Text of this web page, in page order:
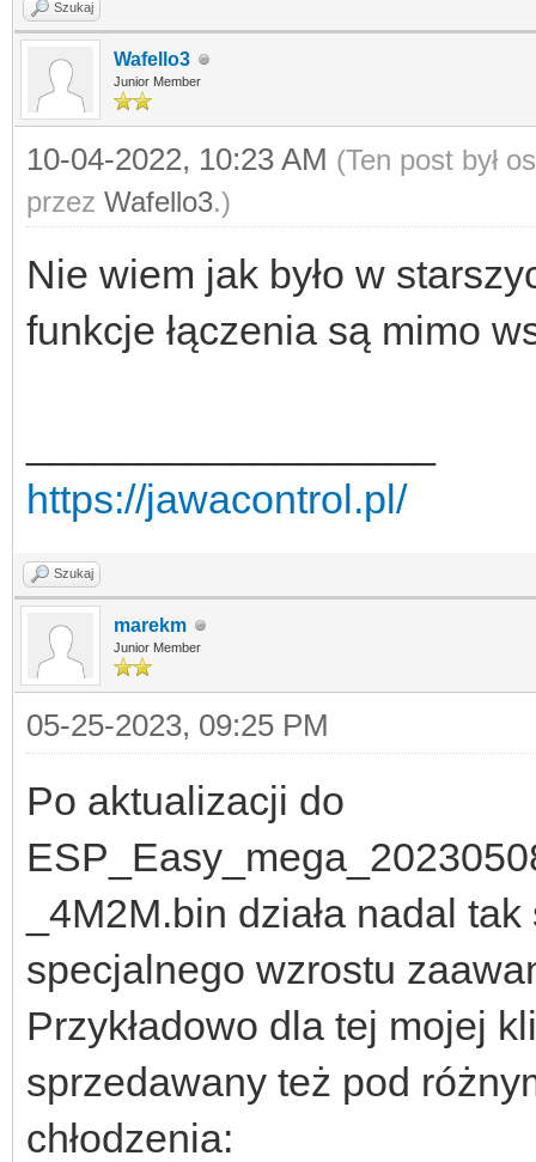
Szukaj
Wafello3
Junior Member
10-04-2022, 10:23 AM (Ten post był
przez Wafello3.)
Nie wiem jak było w
funkcje łączenia są mimo
https://jawacontrol.pl/
Szukaj
marekm
Junior Member
05-25-2023, 09:25 PM
Po aktualizacji do
_4M2M.bin działa nadal
specjalnego wzrostu
Przykładowo dla tej mojej
sprzedawany też pod
chłodzenia: